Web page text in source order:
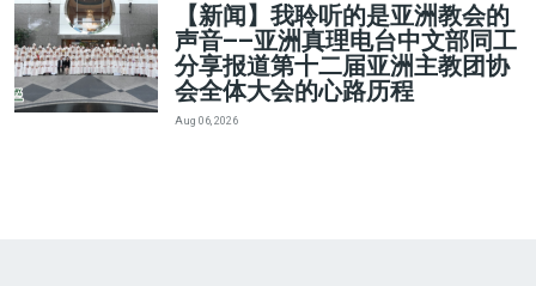
【新闻】我聆听的是亚洲教会的
声音——亚洲真理电台中文部同工
分享报道第十二届亚洲主教团协
会全体大会的心路历程
Aug 06, 2026